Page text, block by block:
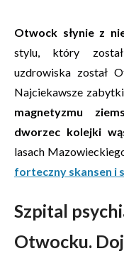
Otwock słynie z
stylu, który
uzdrowiska został
Najciekawsze
magnetyzmu
dworzec kolejki
lasach
forteczny skansen i
Szpital
Otwocku.